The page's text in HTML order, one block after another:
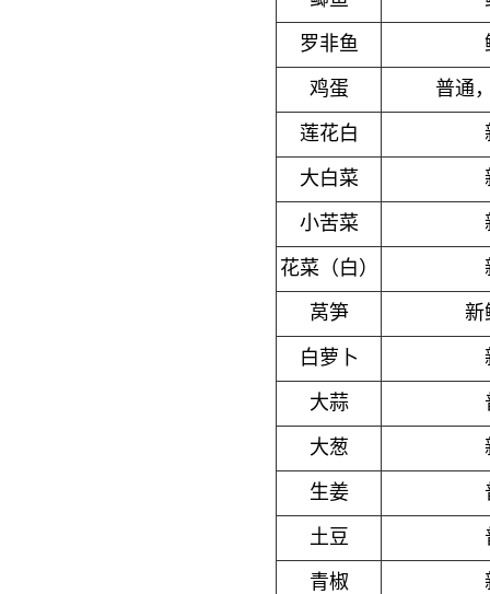
罗非鱼
鸡蛋 普通
莲花白
大白菜
小苦菜
花菜（白）
莴笋 新
白萝卜
大蒜
大葱
生姜
土豆
青椒